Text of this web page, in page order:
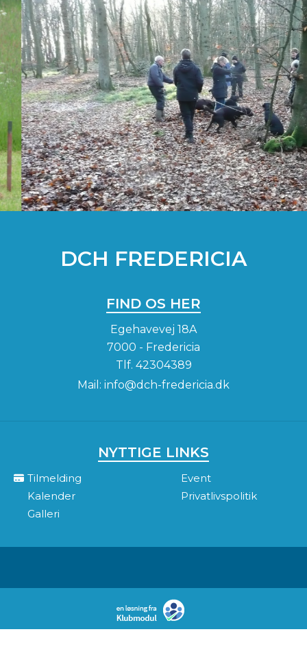
DCH FREDERICIA
FIND OS HER
Egehavevej 18A
7000 - Fredericia
Tlf. 42304389
Mail: info@dch-fredericia.dk
NYTTIGE LINKS
Tilmelding
Event
Kalender
Privatlivspolitik
Galleri